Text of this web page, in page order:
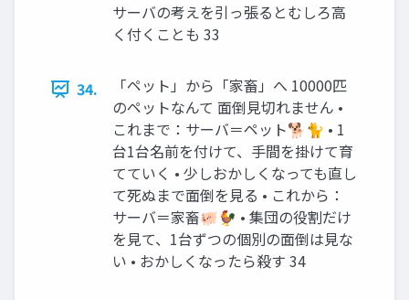
サーバの考えを引っ張るとむしろ高
く付くことも 33
34.
「ペット」から「家畜」へ 10000匹
のペットなんて 面倒見切れません •
これまで：サーバ＝ペット🐕🐈 • 1
台1台名前を付けて、手間を掛けて育
てていく • 少しおかしくなっても直し
て死ぬまで面倒を見る • これから：
サーバ＝家畜🐖🐓 • 集団の役割だけ
を見て、1台ずつの個別の面倒は見な
い • おかしくなったら殺す 34